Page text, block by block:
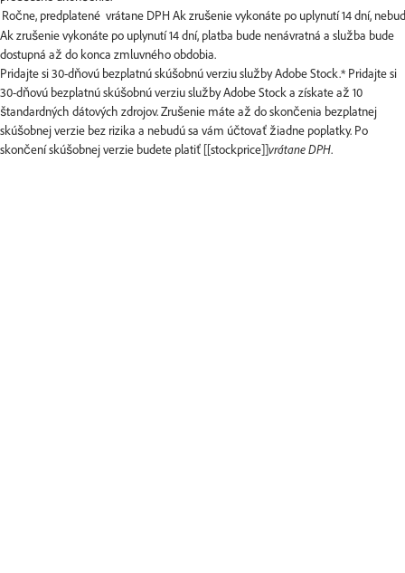
Ak zrušenie vykonáte po uplynutí 14 dní, platba bude nenávratná a služba bude
dostupná až do konca zmluvného obdobia.
Pridajte si 30-dňovú bezplatnú skúšobnú verziu služby Adobe Stock.* Pridajte si
30-dňovú bezplatnú skúšobnú verziu služby Adobe Stock a získate až 10
štandardných dátových zdrojov. Zrušenie máte až do skončenia bezplatnej
skúšobnej verzie bez rizika a nebudú sa vám účtovať žiadne poplatky. Po
skončení skúšobnej verzie budete platiť [[stockprice]]vrátane DPH.